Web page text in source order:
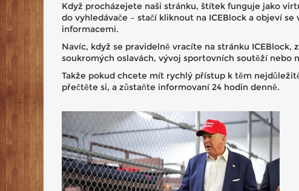
Když procházejete naši stránku, štítek funguje jako
do vyhledávače – stačí kliknout na ICEBlock a objeví
informacemi.
Navíc, když se pravidelně vracíte na stránku
soukromých oslavách, vývoj sportovních soutěží nebo
Takže pokud chcete mít rychlý přístup k těm
přečtěte si, a zůstaňte informovaní 24 hodin denně.